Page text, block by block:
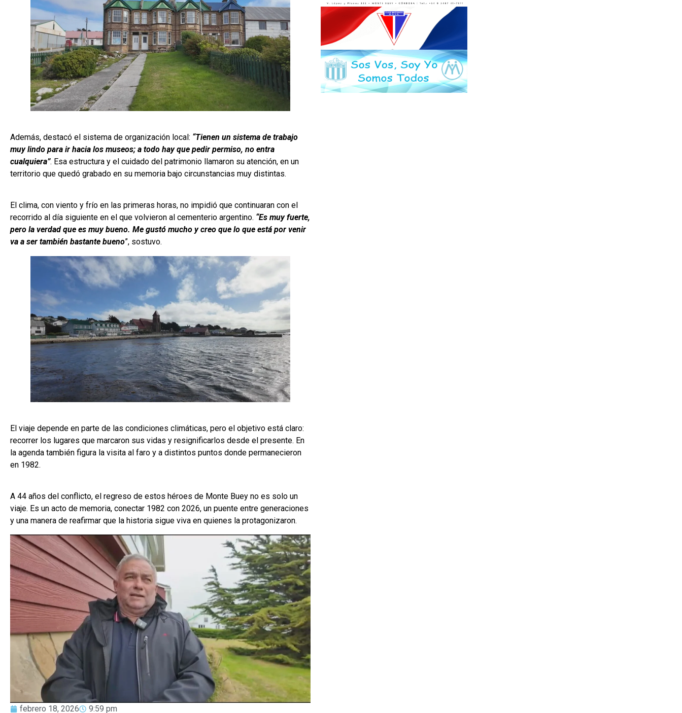
Además, destacó el sistema de organización local: “Tienen un sistema de trabajo
muy lindo para ir hacia los museos; a todo hay que pedir permiso, no entra
cualquiera”. Esa estructura y el cuidado del patrimonio llamaron su atención, en un
territorio que quedó grabado en su memoria bajo circunstancias muy distintas.
El clima, con viento y frío en las primeras horas, no impidió que continuaran con el
recorrido al día siguiente en el que volvieron al cementerio argentino. “Es muy fuerte,
pero la verdad que es muy bueno. Me gustó mucho y creo que lo que está por venir
va a ser también bastante bueno”, sostuvo.
El viaje depende en parte de las condiciones climáticas, pero el objetivo está claro:
recorrer los lugares que marcaron sus vidas y resignificarlos desde el presente. En
la agenda también figura la visita al faro y a distintos puntos donde permanecieron
en 1982.
A 44 años del conflicto, el regreso de estos héroes de Monte Buey no es solo un
viaje. Es un acto de memoria, conectar 1982 con 2026, un puente entre generaciones
y una manera de reafirmar que la historia sigue viva en quienes la protagonizaron.
febrero 18, 2026 9:59 pm